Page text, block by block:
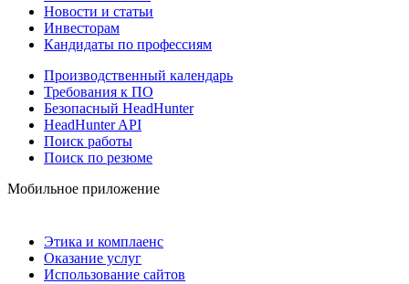
Новости и статьи
Инвесторам
Кандидаты по профессиям
Производственный календарь
Требования к ПО
Безопасный HeadHunter
HeadHunter API
Поиск работы
Поиск по резюме
Мобильное приложение
Этика и комплаенс
Оказание услуг
Использование сайтов